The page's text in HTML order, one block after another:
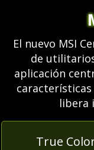
El nuevo MSI
de
aplicación
características
libera
True